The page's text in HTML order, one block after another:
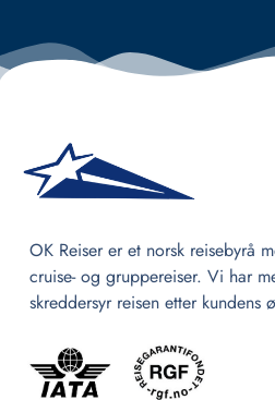
OK Reiser er et norsk reisebyrå
cruise- og gruppereiser. Vi har
skreddersyr reisen etter kundens